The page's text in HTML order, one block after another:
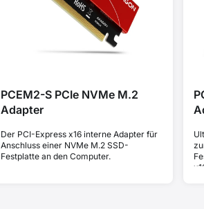
PCEM2-S PCIe NVMe M.2
Adapter
Der PCI-Express x16 interne Adapter für
Anschluss einer NVMe M.2 SSD-
Festplatte an den Computer.